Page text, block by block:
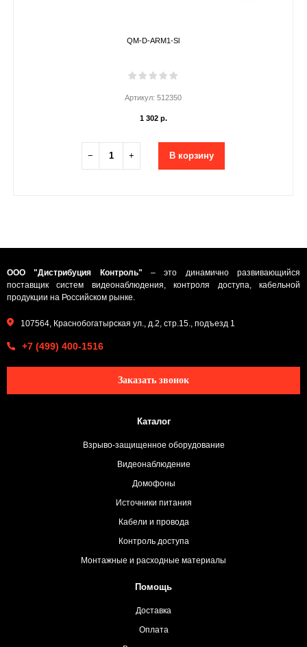
QM-D-ARM1-Sl
Артикул: 512350
1 302 р.
− + В корзину
ООО "Дистрибуция Контроль" – это динамично развивающийся
поставщик систем видеонаблюдения, контроля доступа, кабельной
продукции на Российском рынке.
107564, Краснобогатырская ул., д.2, стр.15., подъезд 1
+7 (499) 400-1516
Заказать звонок
Каталог
Взрыво-защищенное оборудование
Видеонаблюдение
Домофоны
Источники питания
Кабели и провода
Контроль доступа
Монтажные и расходные материалы
Помощь
Доставка
Оплата